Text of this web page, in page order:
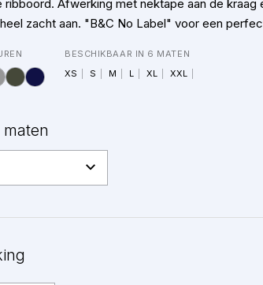
ribboord. Afwerking met nektape aan de kraag
zacht aan. "B&C No Label" voor een
BESCHIKBAAR IN 6 MATEN
XS
S M L XL XXL